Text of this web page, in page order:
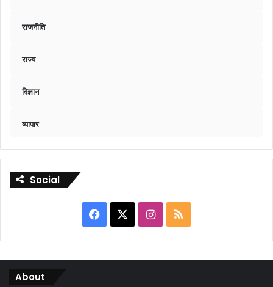
राजनीति
राज्य
विज्ञान
व्यापार
Social
Facebook Instagram
RSS
About